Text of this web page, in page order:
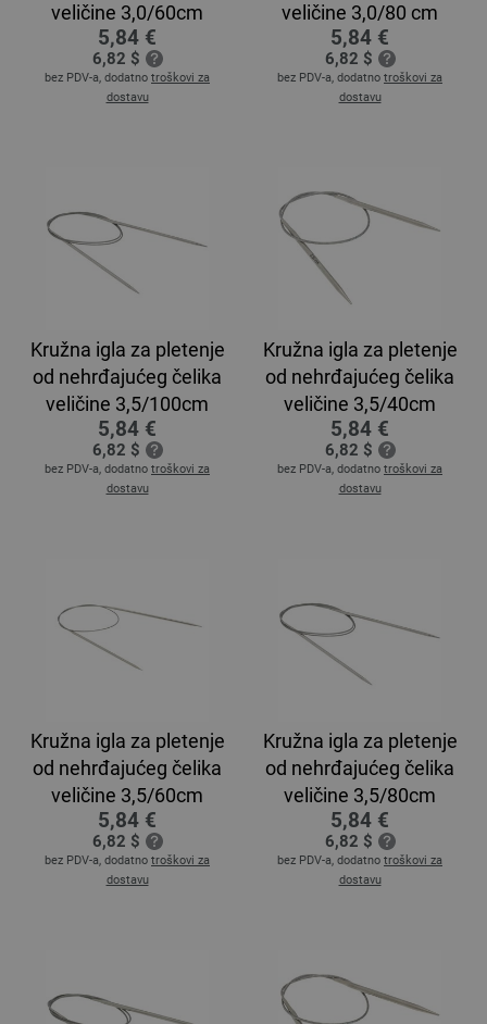
veličine 3,0/60cm
5,84 €
6,82 $
bez PDV-a, dodatno troškovi za
dostavu
veličine 3,0/80 cm
5,84 €
6,82 $
bez PDV-a, dodatno troškovi za
dostavu
Kružna igla za pletenje
od nehrđajućeg čelika
veličine 3,5/100cm
5,84 €
6,82 $
bez PDV-a, dodatno troškovi za
dostavu
Kružna igla za pletenje
od nehrđajućeg čelika
veličine 3,5/40cm
5,84 €
6,82 $
bez PDV-a, dodatno troškovi za
dostavu
Kružna igla za pletenje
od nehrđajućeg čelika
veličine 3,5/60cm
5,84 €
6,82 $
bez PDV-a, dodatno troškovi za
dostavu
Kružna igla za pletenje
od nehrđajućeg čelika
veličine 3,5/80cm
5,84 €
6,82 $
bez PDV-a, dodatno troškovi za
dostavu